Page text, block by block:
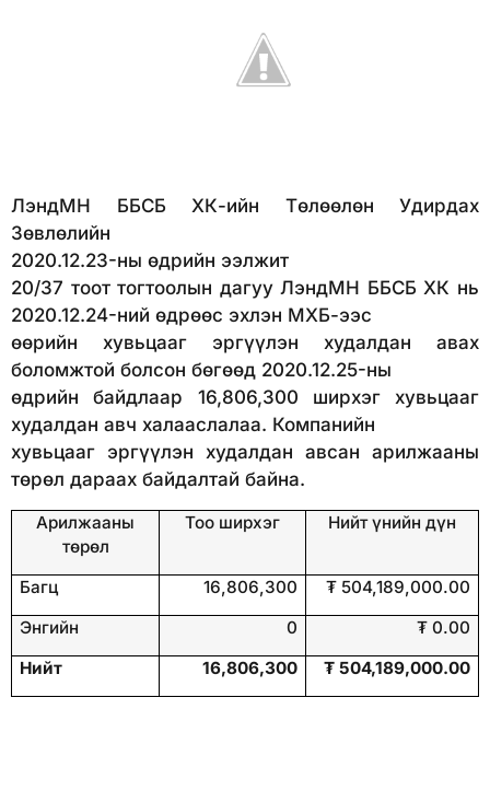
ЛэндМН ББСБ ХК-ийн Төлөөлөн Удирдах
Зөвлөлийн
2020.12.23-ны өдрийн ээлжит
20/37 тоот тогтоолын дагуу ЛэндМН ББСБ ХК нь
2020.12.24-ний өдрөөс эхлэн МХБ-ээс
өөрийн хувьцааг эргүүлэн худалдан авах
боломжтой болсон бөгөөд 2020.12.25-ны
өдрийн байдлаар 16,806,300 ширхэг хувьцааг
худалдан авч халааслалаа. Компанийн
хувьцааг эргүүлэн худалдан авсан арилжааны
төрөл дараах байдалтай байна.
Арилжааны
төрөл
Тоо ширхэг Нийт үнийн дүн
Багц 16,806,300
₮ 504,189,000.00
Энгийн
0
₮ 0.00
Нийт
16,806,300 ₮ 504,189,000.00